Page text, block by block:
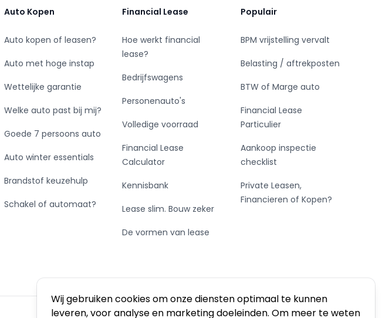
Wij gebruiken cookies om onze diensten optimaal te kunnen
leveren, voor analyse en marketing doeleinden. Om meer te weten
Auto Kopen
Auto kopen of leasen?
Auto met hoge instap
Wettelijke garantie
Welke auto past bij mij?
Goede 7 persoons auto
Auto winter essentials
Brandstof keuzehulp
Schakel of automaat?
Financial Lease
Hoe werkt financial
lease?
Bedrijfswagens
Personenauto's
Volledige voorraad
Financial Lease
Calculator
Kennisbank
Lease slim. Bouw zeker
De vormen van lease
Populair
BPM vrijstelling vervalt
Belasting / aftrekposten
BTW of Marge auto
Financial Lease
Particulier
Aankoop inspectie
checklist
Private Leasen,
Financieren of Kopen?